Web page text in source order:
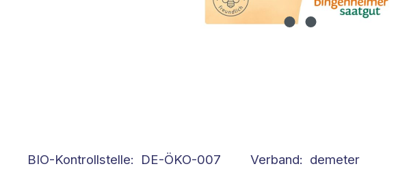
BIO-Kontrollstelle: DE-ÖKO-007 Verband: demeter